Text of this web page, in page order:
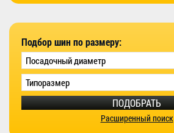
Подбор шин по размеру:
ПОДОБРАТЬ
Расширенный поиск